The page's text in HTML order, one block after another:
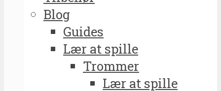
Blog
Guides
Lær at spille
Trommer
Lær at spille